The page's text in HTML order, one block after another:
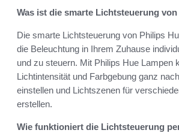
Was ist die smarte Lichtsteuerung
Die smarte Lichtsteuerung von Philips
die Beleuchtung in Ihrem Zuhause
und zu steuern. Mit Philips Hue Lampen
Lichtintensität und Farbgebung ganz
einstellen und Lichtszenen für
erstellen.
Wie funktioniert die Lichtsteuerung